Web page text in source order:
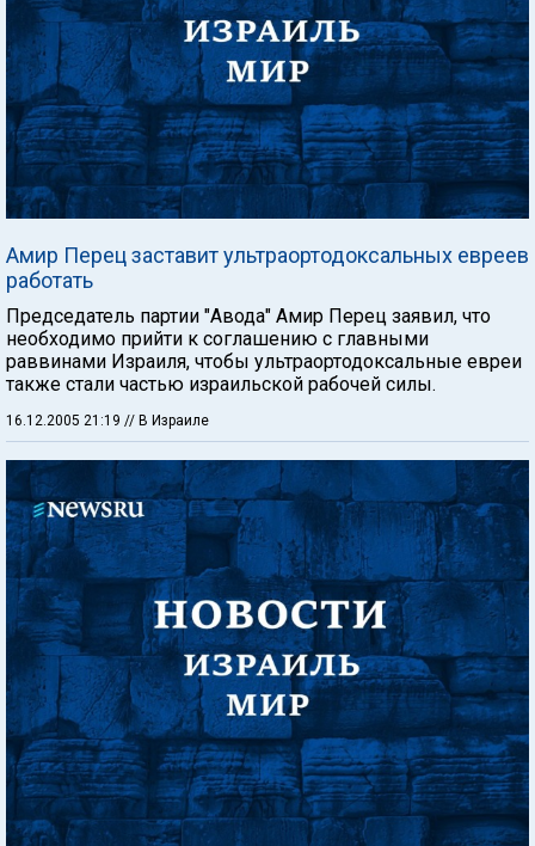
Амир Перец заставит ультраортодоксальных евреев
работать
Председатель партии "Авода" Амир Перец заявил, что
необходимо прийти к соглашению с главными
раввинами Израиля, чтобы ультраортодоксальные евреи
также стали частью израильской рабочей силы.
16.12.2005 21:19 // В Израиле